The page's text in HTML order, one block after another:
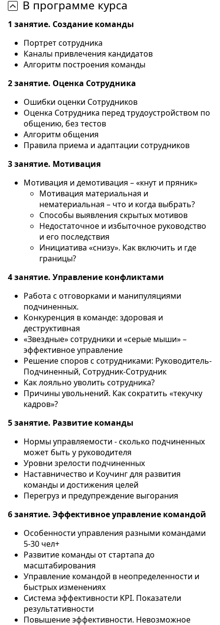
В программе курса
1 занятие. Создание команды
Портрет сотрудника
Каналы привлечения кандидатов
Алгоритм построения команды
2 занятие. Оценка Сотрудника
Ошибки оценки Сотрудников
Оценка Сотрудника перед трудоустройством по
общению, без тестов
Алгоритм общения
Правила приема и адаптации сотрудников
3 занятие. Мотивация
Мотивация и демотивация – «кнут и пряник»
Мотивация материальная и
нематериальная – что и когда выбрать?
Способы выявления скрытых мотивов
Недостаточное и избыточное руководство
и его последствия
Инициатива «снизу». Как включить и где
границы?
4 занятие. Управление конфликтами
Работа с отговорками и манипуляциями
подчиненных.
Конкуренция в команде: здоровая и
деструктивная
«Звездные» сотрудники и «серые мыши» –
эффективное управление
Решение споров с сотрудниками: Руководитель-
Подчиненный, Сотрудник-Сотрудник
Как лояльно уволить сотрудника?
Причины увольнений. Как сократить «текучку
кадров»?
5 занятие. Развитие команды
Нормы управляемости - сколько подчиненных
может быть у руководителя
Уровни зрелости подчиненных
Наставничество и Коучинг для развития
команды и достижения целей
Перегруз и предупреждение выгорания
6 занятие. Эффективное управление командой
Особенности управления разными командами
5-30 чел+
Развитие команды от стартапа до
масштабирования
Управление командой в неопределенности и
быстрых изменениях
Система эффективности KPI. Показатели
результативности
Повышение эффективности. Невозможное